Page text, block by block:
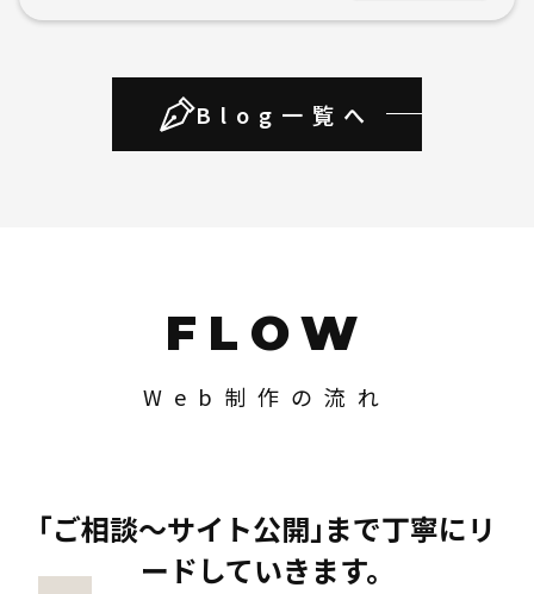
Blog一覧へ
FLOW
Web制作の流れ
｢ご相談〜サイト公開｣まで丁寧にリ
ードしていきます。